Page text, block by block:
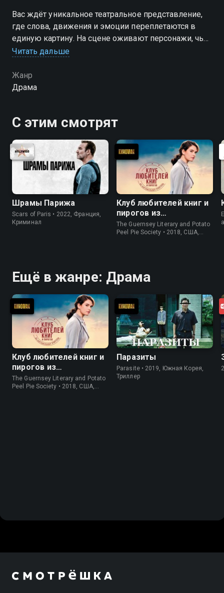
Вас ждёт уникальное театральное представление,
где слова, движения и эмоции переплетаются в
единую картину. На сцене оживают персонажи, чьи
истории и чувства раскрывают внутренний мир,
переживаний
Читать дальше
Жанр
Драма
С этим смотрят
Шрамы Парижа
Scars of Paris • 2022, Франция,
Криминал
Клуб любителей книг и
пирогов из
картофельных
очистков
The Guernsey Literary and Potato
Peel Pie Society • 2018, США,
Ещё в жанре: Драма
Клуб любителей книг и
пирогов из
картофельных
очистков
The Guernsey Literary and Potato
Peel Pie Society • 2018, США,
Паразиты
Parasite • 2019, Южная Корея,
Триллер